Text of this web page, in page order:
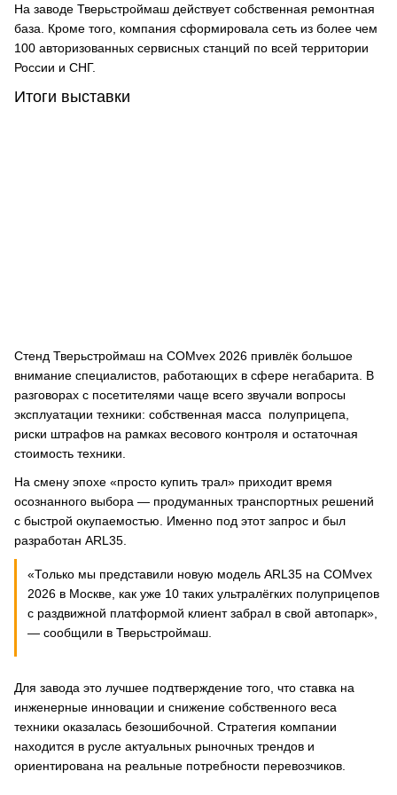
На заводе Тверьстроймаш действует собственная ремонтная
база. Кроме того, компания сформировала сеть из более чем
100 авторизованных сервисных станций по всей территории
России и СНГ.
Итоги выставки
Стенд Тверьстроймаш на COMvex 2026 привлёк большое
внимание специалистов, работающих в сфере негабарита. В
разговорах с посетителями чаще всего звучали вопросы
эксплуатации техники: собственная масса полуприцепа,
риски штрафов на рамках весового контроля и остаточная
стоимость техники.
На смену эпохе «просто купить трал» приходит время
осознанного выбора — продуманных транспортных решений
с быстрой окупаемостью. Именно под этот запрос и был
разработан ARL35.
«Только мы представили новую модель ARL35 на COMvex
2026 в Москве, как уже 10 таких ультралёгких полуприцепов
с раздвижной платформой клиент забрал в свой автопарк»,
— сообщили в Тверьстроймаш.
Для завода это лучшее подтверждение того, что ставка на
инженерные инновации и снижение собственного веса
техники оказалась безошибочной. Стратегия компании
находится в русле актуальных рыночных трендов и
ориентирована на реальные потребности перевозчиков.